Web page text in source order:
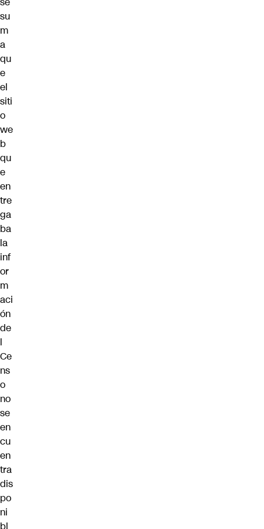
su
m
a
qu
e
el
siti
o
we
b
qu
e
en
tre
ga
ba
la
inf
or
m
aci
ón
de
l
Ce
ns
o
no
se
en
cu
en
tra
dis
po
ni
bl